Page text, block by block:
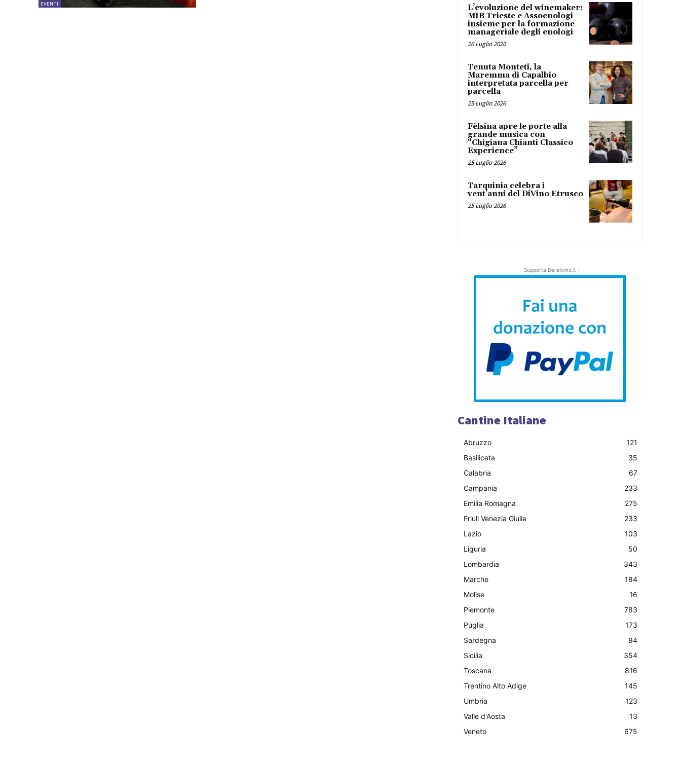
EVENTI
L’evoluzione del winemaker:
MIB Trieste e Assoenologi
insieme per la formazione
manageriale degli enologi
26 Luglio 2026
Tenuta Monteti, la
Maremma di Capalbio
interpretata parcella per
parcella
25 Luglio 2026
Fèlsina apre le porte alla
grande musica con
“Chigiana Chianti Classico
Experience”
25 Luglio 2026
Tarquinia celebra i
vent’anni del DiVino Etrusco
25 Luglio 2026
- Supporta Bereilvino.it -
Cantine Italiane
Abruzzo
121
Basilicata
35
Calabria
67
Campania
233
Emilia Romagna
275
Friuli Venezia Giulia
233
Lazio
103
Liguria
50
Lombardia
343
Marche
184
Molise
16
Piemonte
783
Puglia
173
Sardegna
94
Sicilia
354
Toscana
816
Trentino Alto Adige
145
Umbria
123
Valle d'Aosta
13
Veneto
675